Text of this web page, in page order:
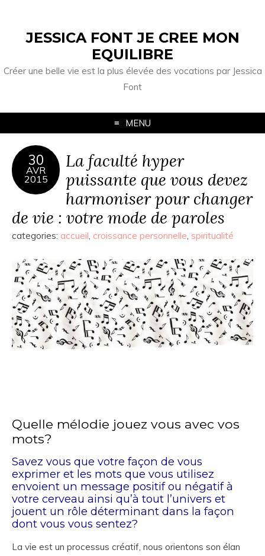
JESSICA FONT JE CREE MON
EQUILIBRE
Créer une belle vie est la plus élevée des vocations par Jessica
Font
MENU
30
AVR
2015
La faculté hyper
puissante que vous devez
harmoniser pour changer
de vie : votre mode de paroles
categories: accueil, croissance personnelle, spiritualité
Quelle mélodie jouez vous avec vos
mots?
Savez vous que votre façon de vous
exprimer et les mots que vous utilisez
envoient un message positif ou négatif à
votre cerveau ainsi qu’à tout l’univers et
jouent un rôle déterminant dans la façon
dont vous vous sentez?
La vie est un processus créatif, nous orientons son élan